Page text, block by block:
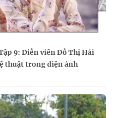
9: Diễn viên Đỗ Thị Hải
thuật trong điện ảnh